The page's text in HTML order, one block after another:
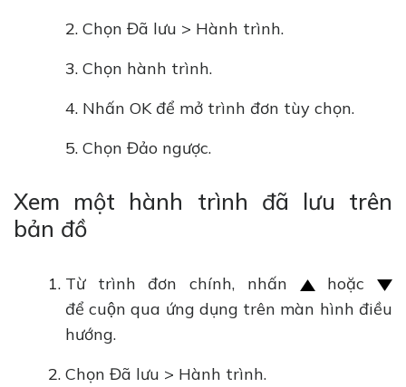
Chọn Đã lưu > Hành trình.
Chọn hành trình.
Nhấn OK để mở trình đơn tùy chọn.
Chọn Đảo ngược.
Xem một hành trình đã lưu trên
bản đồ
Từ trình đơn chính, nhấn
hoặc
để cuộn qua ứng dụng trên màn hình điều
hướng.
Chọn Đã lưu > Hành trình.